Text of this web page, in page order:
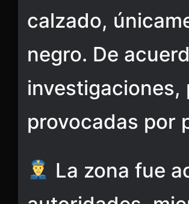
calzado,
negro. De
investigaciones,
provocadas por
La zona fue